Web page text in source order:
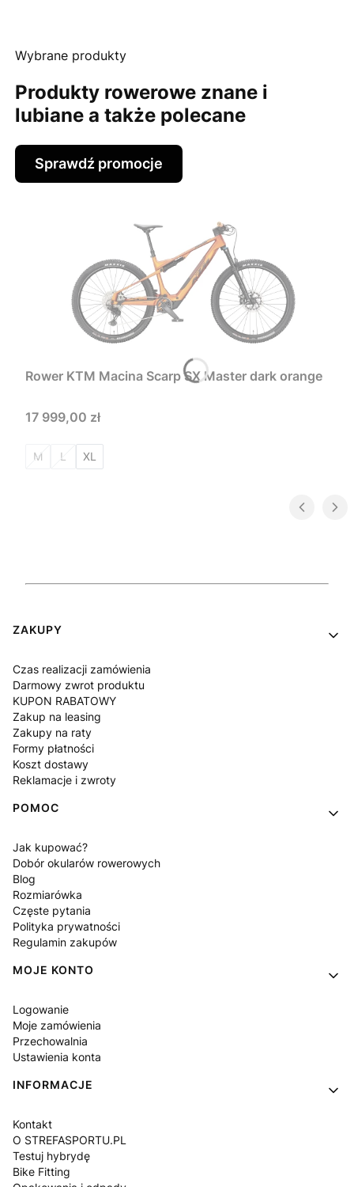
Wybrane produkty
Produkty rowerowe znane i
lubiane a także polecane
Sprawdź promocje
Rower KTM Macina Scarp SX Master dark orange
Cena
17 999,00 zł
M L XL
Linki w stopce
ZAKUPY
Czas realizacji zamówienia
Darmowy zwrot produktu
KUPON RABATOWY
Zakup na leasing
Zakupy na raty
Formy płatności
Koszt dostawy
Reklamacje i zwroty
POMOC
Jak kupować?
Dobór okularów rowerowych
Blog
Rozmiarówka
Częste pytania
Polityka prywatności
Regulamin zakupów
MOJE KONTO
Logowanie
Moje zamówienia
Przechowalnia
Ustawienia konta
INFORMACJE
Kontakt
O STREFASPORTU.PL
Testuj hybrydę
Bike Fitting